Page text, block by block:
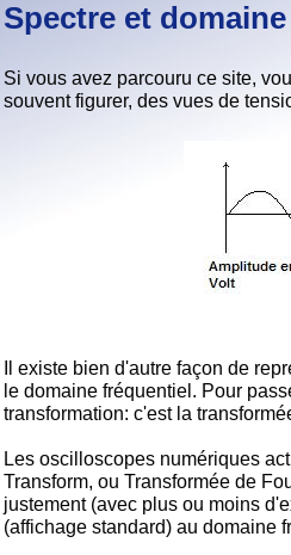
Spectre et
Si vous avez parcouru ce site,
souvent figurer, des vues de
Il existe bien d'autre façon de
le domaine fréquentiel. Pour
transformation: c'est la
Les oscilloscopes numériques
Transform, ou Transformée de
justement (avec plus ou moins
(affichage standard) au domaine